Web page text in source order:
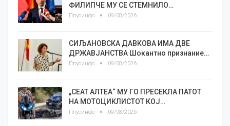
ФИЛИПЧЕ МУ СЕ СТЕМНИЛО…
Плусинфо 09/08/2026
СИЉАНОВСКА ДАВКОВА ИМА ДВЕ
ДРЖАВЈАНСТВА Шокантно признание…
Плусинфо 09/08/2026
„СЕАТ АЛТЕА“ МУ ГО ПРЕСЕКЛА ПАТОТ
НА МОТОЦИКЛИСТОТ КОЈ…
Плусинфо 09/08/2026